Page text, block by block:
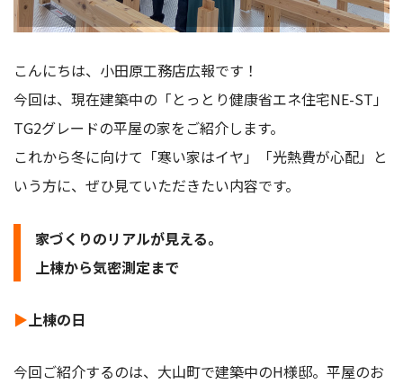
こんにちは、小田原工務店広報です！
今回は、現在建築中の「とっとり健康省エネ住宅NE-ST」
TG2グレードの平屋の家をご紹介します。
これから冬に向けて「寒い家はイヤ」「光熱費が心配」と
いう方に、ぜひ見ていただきたい内容です。
家づくりのリアルが見える。
上棟から気密測定まで
▶上棟の日
今回ご紹介するのは、大山町で建築中のH様邸。平屋のお